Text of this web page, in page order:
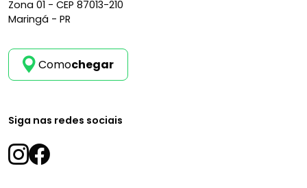
Zona 01 - CEP 87013-210
Maringá - PR
Comochegar
Siga nas redes sociais